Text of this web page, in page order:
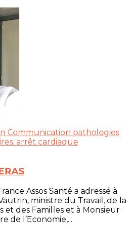
Communication pathologies
arrêt cardiaque
Assos Santé a adressé à
ministre du Travail, de la
et des Familles et à Monsieur
de l’Economie,...